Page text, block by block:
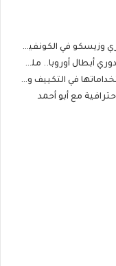
في الكونفيدرالية
أوروبا.. ملخص وأهداف
والسباكة والكهرباء